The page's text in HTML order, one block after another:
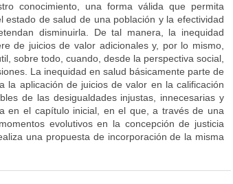
conocimiento, una forma válida que permita
de salud de una población y la efectividad
disminuirla. De tal manera, la inequidad
de juicios de valor adicionales y, por lo mismo,
sobre todo, cuando, desde la perspectiva social,
La inequidad en salud básicamente parte de
la aplicación de juicios de valor en la calificación
de las desigualdades injustas, innecesarias y
en el capítulo inicial, en el que, a través de una
evolutivos en la concepción de justicia
una propuesta de incorporación de la misma